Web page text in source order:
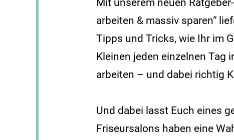
Mit unserem neuen
arbeiten & massiv sparen“
Tipps und Tricks, wie Ihr im
Kleinen jeden einzelnen Tag
arbeiten – und dabei richtig
Und dabei lasst Euch eines
Friseursalons haben eine